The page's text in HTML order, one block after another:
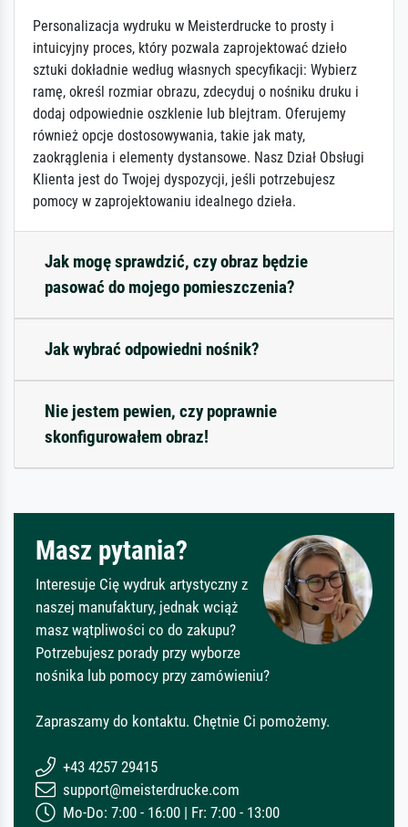
Personalizacja wydruku w Meisterdrucke to prosty i
intuicyjny proces, który pozwala zaprojektować dzieło
sztuki dokładnie według własnych specyfikacji: Wybierz
ramę, określ rozmiar obrazu, zdecyduj o nośniku druku i
dodaj odpowiednie oszklenie lub blejtram. Oferujemy
również opcje dostosowywania, takie jak maty,
zaokrąglenia i elementy dystansowe. Nasz Dział Obsługi
Klienta jest do Twojej dyspozycji, jeśli potrzebujesz
pomocy w zaprojektowaniu idealnego dzieła.
Jak mogę sprawdzić, czy obraz będzie
pasować do mojego pomieszczenia?
Jak wybrać odpowiedni nośnik?
Nie jestem pewien, czy poprawnie
skonfigurowałem obraz!
Masz pytania?
Interesuje Cię wydruk artystyczny z
naszej manufaktury, jednak wciąż
masz wątpliwości co do zakupu?
Potrzebujesz porady przy wyborze
nośnika lub pomocy przy zamówieniu?
Zapraszamy do kontaktu. Chętnie Ci pomożemy.
+43 4257 29415
support@meisterdrucke.com
Mo-Do: 7:00 - 16:00 | Fr: 7:00 - 13:00